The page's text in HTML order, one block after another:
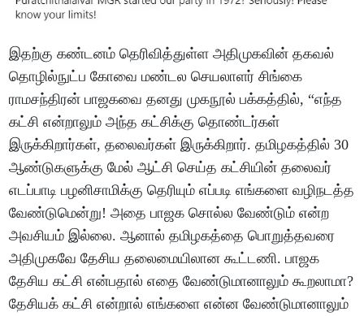
இதற்கு கண்டனம் தெரிவித்துள்ள அதிமுகவின் தகவல்
தொழில்நுட்ப கோவை மண்டல செயலாளர் சிங்கை
ராமசந்திரன் பாஜகவை தனது முகநூல் பக்கத்தில், “எந்த
கட்சி என்றாலும் அந்த கட்சிக்கு தொண்டர்கள்
இருக்கிறார்கள், தலைவர்கள் இருக்கிறார். தமிழகத்தில் 30
ஆண்டுகளுக்கு மேல் ஆட்சி செய்த கட்சியின் தலைவர்
எடப்பாடி பழனிசாமிக்கு தெரியும் எப்படி எங்களை வழிநடத்த
வேண்டுமென்று! அதை பாஜக சொல்ல வேண்டும் என்ற
அவசியம் இல்லை. ஆனால் தமிழகத்தை பொறுத்தவரை
அதிமுகவே தேசிய தலைமையிலான கூட்டணி. பாஜக
தேசிய கட்சி என்பதால் எதை வேண்டுமானாலும் கூறலாமா?
தேசியக் கட்சி என்றால் எங்களை என்ன வேண்டுமானாலும்